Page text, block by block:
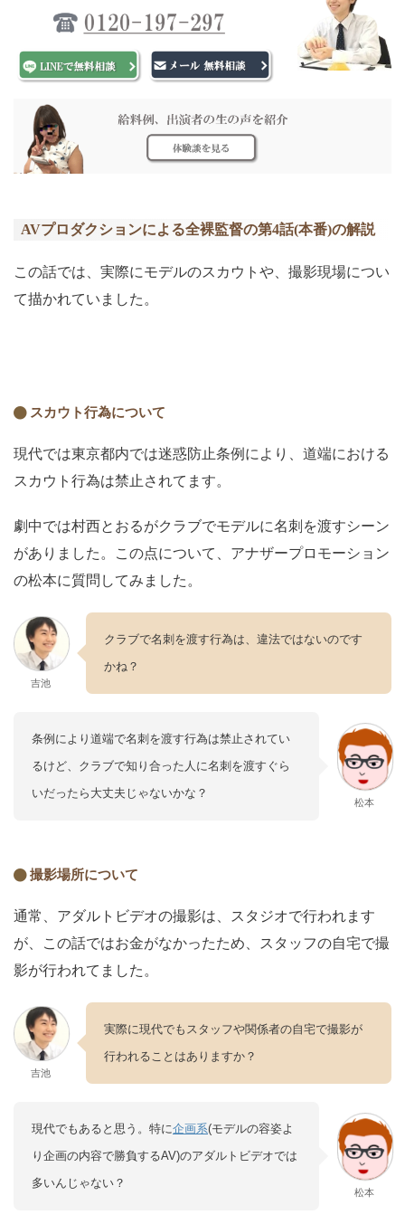
AVプロダクションによる全裸監督の第4話(本番)の解説
この話では、実際にモデルのスカウトや、撮影現場につい
て描かれていました。
スカウト行為について
現代では東京都内では迷惑防止条例により、道端における
スカウト行為は禁止されてます。
劇中では村西とおるがクラブでモデルに名刺を渡すシーン
がありました。この点について、アナザープロモーション
の松本に質問してみました。
吉池
クラブで名刺を渡す行為は、違法ではないのです
かね？
条例により道端で名刺を渡す行為は禁止されてい
るけど、クラブで知り合った人に名刺を渡すぐら
いだったら大丈夫じゃないかな？
松本
撮影場所について
通常、アダルトビデオの撮影は、スタジオで行われます
が、この話ではお金がなかったため、スタッフの自宅で撮
影が行われてました。
吉池
実際に現代でもスタッフや関係者の自宅で撮影が
行われることはありますか？
現代でもあると思う。特に企画系(モデルの容姿よ
り企画の内容で勝負するAV)のアダルトビデオでは
多いんじゃない？
松本